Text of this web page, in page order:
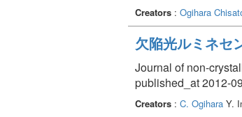
Creators : Ogihara
欠陥光ルミネセ
Journal of non-
published_at 2012-
Creators : C. Ogihara Y.